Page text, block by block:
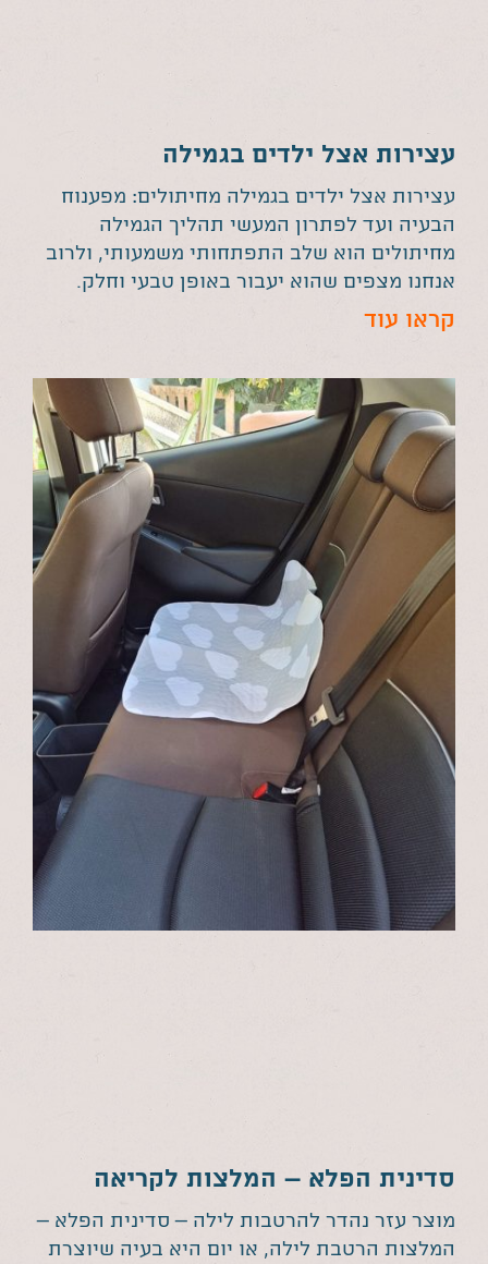
עצירות אצל ילדים בגמילה
עצירות אצל ילדים בגמילה מחיתולים: מפענוח
הבעיה ועד לפתרון המעשי תהליך הגמילה
מחיתולים הוא שלב התפתחותי משמעותי, ולרוב
אנחנו מצפים שהוא יעבור באופן טבעי וחלק.
קראו עוד
סדינית הפלא – המלצות לקריאה
מוצר עזר נהדר להרטבות לילה – סדינית הפלא –
המלצות הרטבת לילה, או יום היא בעיה שיוצרת